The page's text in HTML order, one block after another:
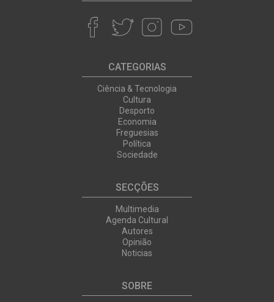
CATEGORIAS
Ciência & Tecnologia
Cultura
Desporto
Economia
Freguesias
Política
Sociedade
SECÇÕES
Multimedia
Agenda Cultural
Autores
Opinião
Noticias
SOBRE